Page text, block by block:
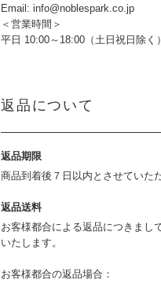
Email: info@noblespark.co.jp
＜営業時間＞
平日 10:00～18:00（土日祝日除く
返品について
返品期限
商品到着後７日以内とさせていた
返品送料
お客様都合による返品につきまし
いたします。
お客様都合の返品場合：